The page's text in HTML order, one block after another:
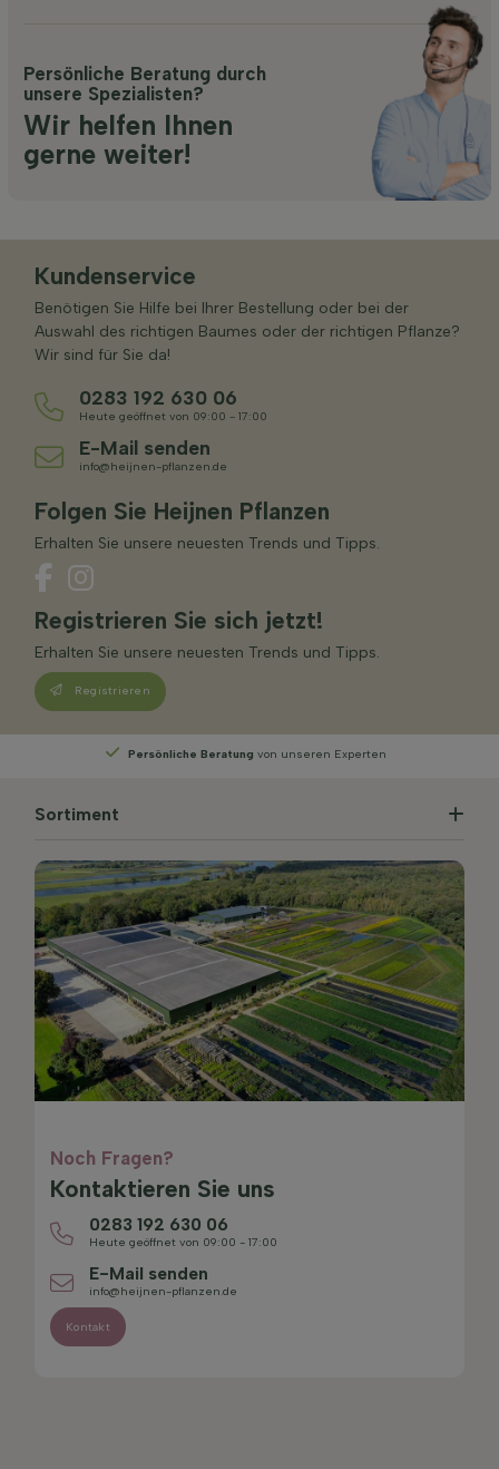
Persönliche Beratung durch
unsere Spezialisten?
Wir helfen Ihnen
gerne weiter!
Kundenservice
Benötigen Sie Hilfe bei Ihrer Bestellung oder bei der
Auswahl des richtigen Baumes oder der richtigen Pflanze?
Wir sind für Sie da!
0283 192 630 06
Heute geöffnet von 09:00 - 17:00
E-Mail senden
info@heijnen-pflanzen.de
Folgen Sie Heijnen Pflanzen
Erhalten Sie unsere neuesten Trends und Tipps.
Registrieren Sie sich jetzt!
Erhalten Sie unsere neuesten Trends und Tipps.
Registrieren
WählenSie Ihre Lieferwoche
Sortiment
Noch Fragen?
Kontaktieren Sie uns
0283 192 630 06
Heute geöffnet von 09:00 - 17:00
E-Mail senden
info@heijnen-pflanzen.de
Kontakt